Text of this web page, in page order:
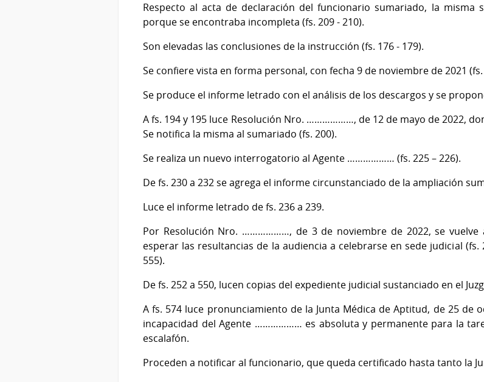
Respecto al acta de declaración del funcionario sumariado, la misma
porque se encontraba incompleta (fs. 209 - 210).
Son elevadas las conclusiones de la instrucción (fs. 176 - 179).
Se confiere vista en forma personal, con fecha 9 de noviembre de 2021 (fs.
Se produce el informe letrado con el análisis de los descargos y se
A fs. 194 y 195 luce Resolución Nro. ………………, de 12 de mayo de 2022,
Se notifica la misma al sumariado (fs. 200).
Se realiza un nuevo interrogatorio al Agente ……………… (fs. 225 – 226).
De fs. 230 a 232 se agrega el informe circunstanciado de la ampliación
Luce el informe letrado de fs. 236 a 239.
Por Resolución Nro. ………………, de 3 de noviembre de 2022, se
esperar las resultancias de la audiencia a celebrarse en sede judicial
555).
De fs. 252 a 550, lucen copias del expediente judicial sustanciado en el
A fs. 574 luce pronunciamiento de la Junta Médica de Aptitud, de 25 de
incapacidad del Agente ……………… es absoluta y permanente para la
escalafón.
Proceden a notificar al funcionario, que queda certificado hasta tanto la